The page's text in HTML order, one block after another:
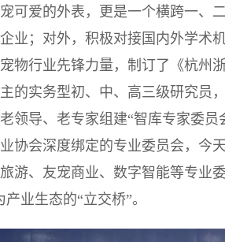
可爱的外表，更是一个横跨一、
业；对外，积极对接国内外学术
物行业先锋力量，制订了《杭州
的实务型初、中、高三级研究员
领导、老专家组建“智库专家委
协会深度绑定的专业委员会，今
游、友宠商业、数字智能等专业
业生态的“立交桥”。